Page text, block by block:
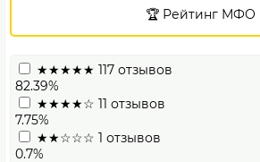
🏆 Рейтинг МФО
★★★★★ 117 отзывов
82.39%
★★★★☆ 11 отзывов
7.75%
★★☆☆☆ 1 отзывов
0.7%